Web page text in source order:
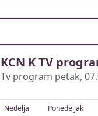
KCN K TV
Tv program petak,
Nedelja Ponedeljak